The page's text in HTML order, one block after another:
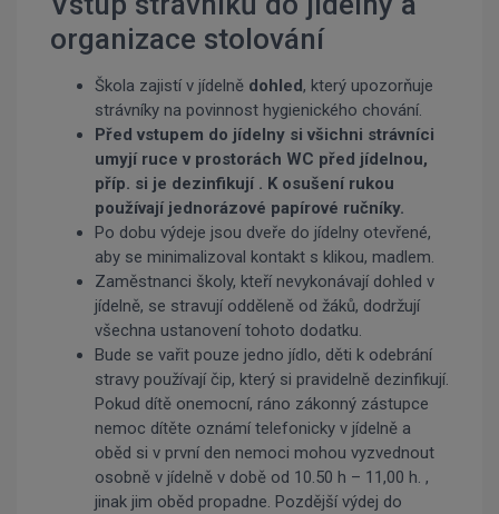
organizace stolování
Škola zajistí v jídelně dohled, který upozorňuje
strávníky na povinnost hygienického chování.
Před vstupem do jídelny si všichni strávníci
umyjí ruce v prostorách WC před jídelnou,
příp. si je dezinfikují . K osušení rukou
používají jednorázové papírové ručníky.
Po dobu výdeje jsou dveře do jídelny otevřené,
aby se minimalizoval kontakt s klikou, madlem.
Zaměstnanci školy, kteří nevykonávají dohled v
jídelně, se stravují odděleně od žáků, dodržují
všechna ustanovení tohoto dodatku.
Bude se vařit pouze jedno jídlo, děti k odebrání
stravy používají čip, který si pravidelně dezinfikují.
Pokud dítě onemocní, ráno zákonný zástupce
nemoc dítěte oznámí telefonicky v jídelně a
oběd si v první den nemoci mohou vyzvednout
osobně v jídelně v době od 10.50 h – 11,00 h. ,
jinak jim oběd propadne. Pozdější výdej do